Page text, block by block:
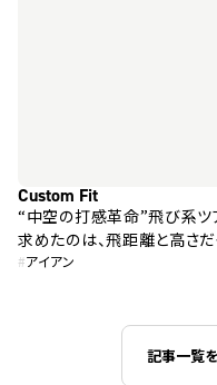
Custom Fit
“中空の打感革命”飛び系ツアーア
求めたのは、飛距離と高さ
#アイアン
記事一覧